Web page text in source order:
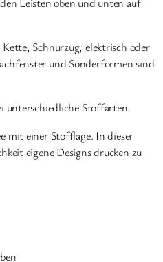
Schnurzug, elektrisch oder
und Sonderformen sind
unterschiedliche Stoffarten.
mit einer Stofflage. In dieser
eigene Designs drucken zu